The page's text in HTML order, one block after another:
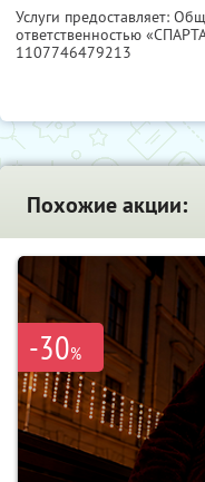
Услуги предоставляет:
ответственностью
1107746479213
Похожие акции:
-30%